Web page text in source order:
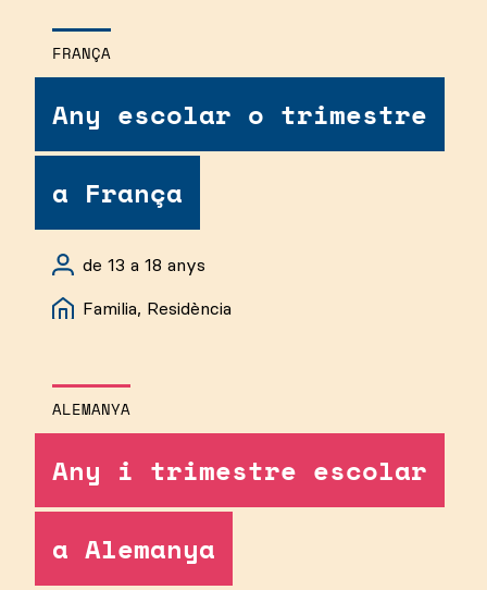
FRANÇA
Any escolar o trimestre
a França
de 13 a 18 anys
Familia, Residència
ALEMANYA
Any i trimestre escolar
a Alemanya